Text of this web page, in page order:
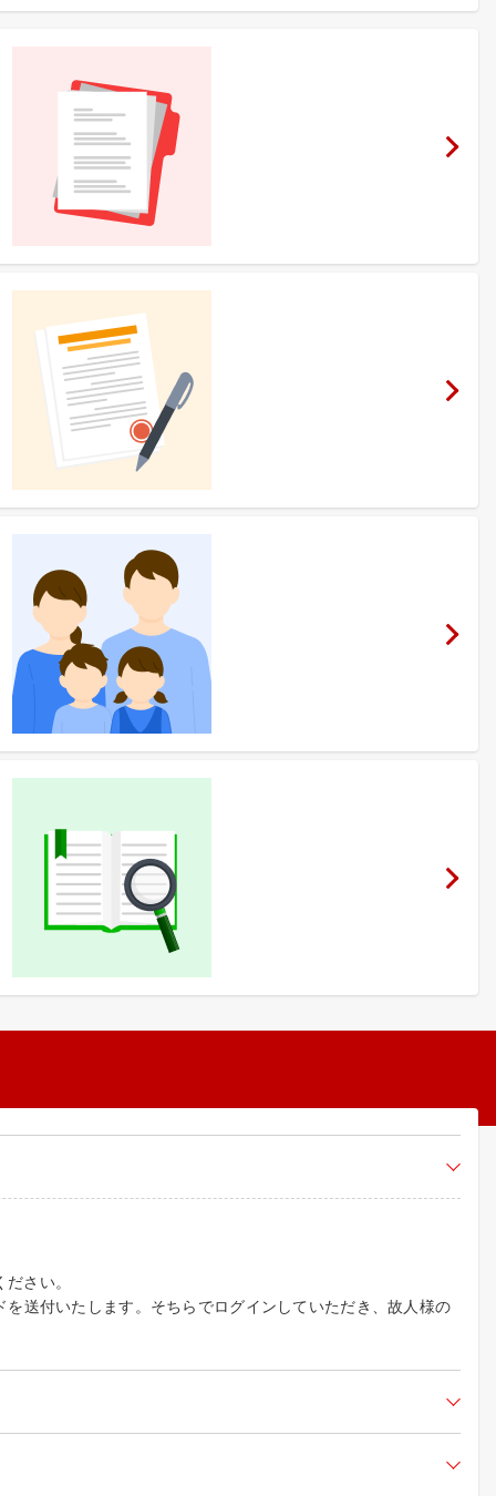
さい。
送付いたします。そちらでログインしていただき、故人様の